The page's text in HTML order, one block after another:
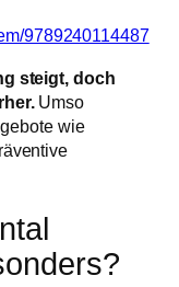
9789240114487
steigt, doch
Umso
wie